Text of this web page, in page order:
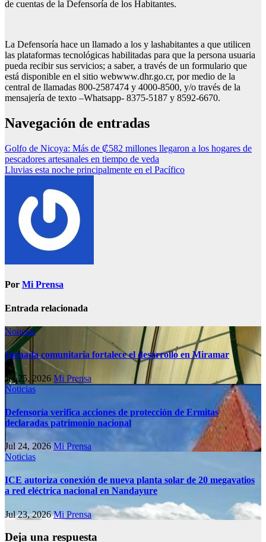
de cuentas de la Defensoría de los Habitantes.
La Defensoría hace un llamado a los y lashabitantes a que utilicen
las plataformas tecnológicas habilitadas para que la persona usuaria
pueda recibir sus servicios; a saber, a través de un formulario que
está disponible en el sitio webwww.dhr.go.cr, por medio de la
central de llamadas 800-2587474 y 4000-8500, y/o través de la
mensajería de texto –Whatsapp- 8375-5187 y 8592-6670.
Navegación de entradas
Golfo de Nicoya: Más de ₡582 millones llegaron a los hogares de
pescadores artesanales en tiempo de veda
Lluvias esta noche principalmente en el Pacífico
Por Mi Prensa
Entrada relacionada
Noticias
Jornada comunitaria fortalece el desarrollo en Miramar
Jul 25, 2026 Mi Prensa
Noticias
Defensoría verifica acciones de protección de Ermitas
declaradas patrimonio nacional
Jul 24, 2026Mi Prensa
Noticias
ICE autoriza conexión de nueva planta solar de 20 megavatios
a red eléctrica nacional en Nandayure
Jul 23, 2026Mi Prensa
Deja una respuesta